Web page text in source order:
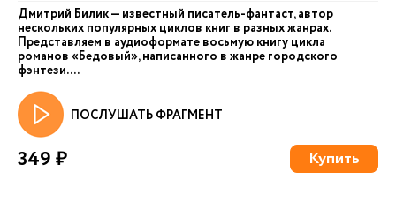
Дмитрий Билик — известный писатель-фантаст, автор
нескольких популярных циклов книг в разных жанрах.
Представляем в аудиоформате восьмую книгу цикла
романов «Бедовый», написанного в жанре городского
фэнтези. ...
ПОСЛУШАТЬ ФРАГМЕНТ
349 ₽ Купить